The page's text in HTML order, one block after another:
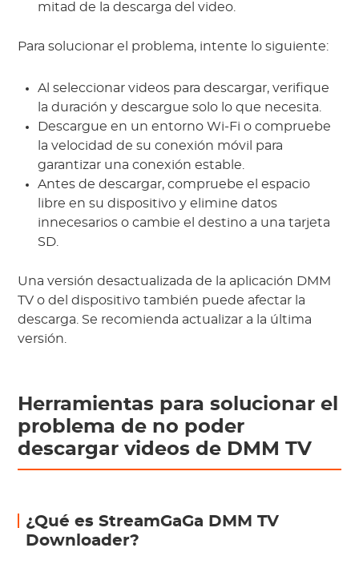
mitad de la descarga del video.
Para solucionar el problema, intente lo siguiente:
Al seleccionar videos para descargar, verifique
la duración y descargue solo lo que necesita.
Descargue en un entorno Wi-Fi o compruebe
la velocidad de su conexión móvil para
garantizar una conexión estable.
Antes de descargar, compruebe el espacio
libre en su dispositivo y elimine datos
innecesarios o cambie el destino a una tarjeta
SD.
Una versión desactualizada de la aplicación DMM
TV o del dispositivo también puede afectar la
descarga. Se recomienda actualizar a la última
versión.
Herramientas para solucionar el
problema de no poder
descargar videos de DMM TV
¿Qué es StreamGaGa DMM TV
Downloader?